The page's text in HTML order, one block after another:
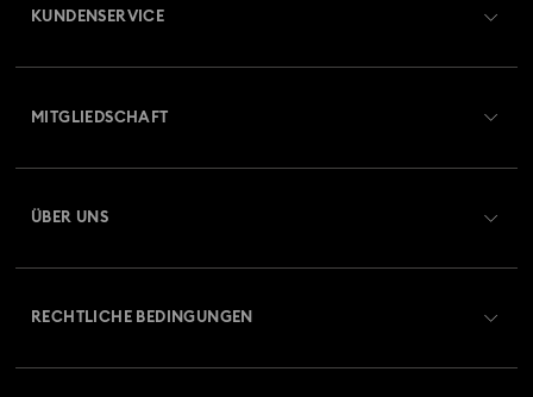
KUNDENSERVICE
Retouren und Umtausch
Reparaturstatus
MITGLIEDSCHAFT
ÜBER UNS
RECHTLICHE BEDINGUNGEN